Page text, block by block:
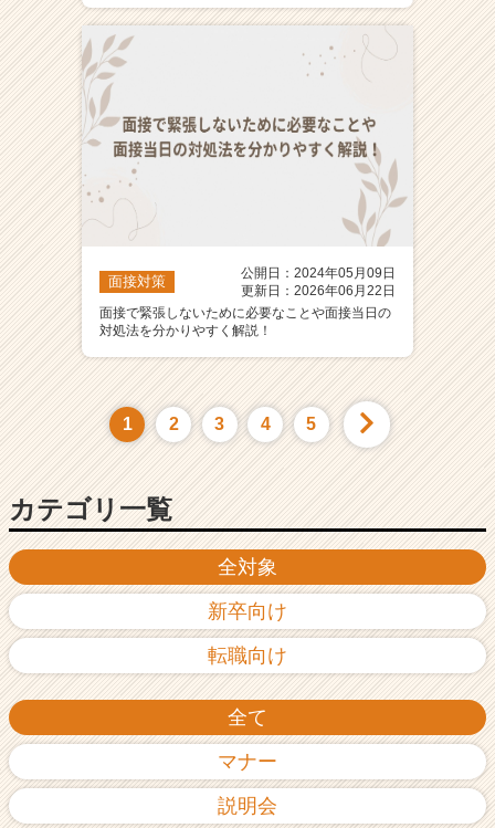
全対象
新卒向け
転職向け
全て
マナー
説明会
面接対策
公開日：2024年05月09日
更新日：2026年06月22日
面接で緊張しないために必要なことや面接当日の
対処法を分かりやすく解説！
1 2 3 4 5
カテゴリ一覧